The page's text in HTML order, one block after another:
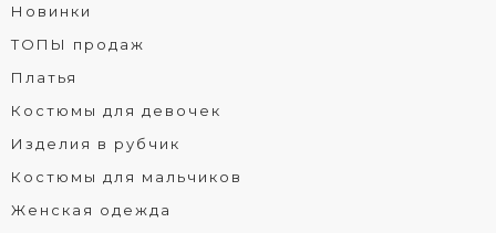
Новинки
ТОПЫ продаж
Платья
Костюмы для девочек
Изделия в рубчик
Костюмы для мальчиков
Женская одежда